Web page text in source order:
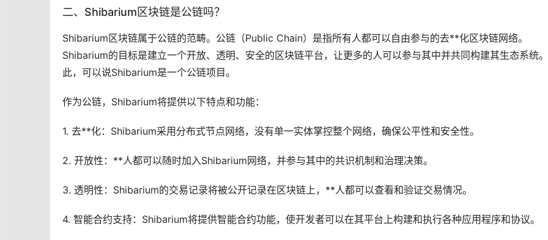
二、Shibarium区块链是公链吗？
Shibarium区块链属于公链的范畴。公链（Public Chain）是指所有人都可以自由参与的去**化区块链网络。
Shibarium的目标是建立一个开放、透明、安全的区块链平台，让更多的人可以参与其中并共同构建其生态系统
此，可以说Shibarium是一个公链项目。
作为公链，Shibarium将提供以下特点和功能：
1. 去**化：Shibarium采用分布式节点网络，没有单一实体掌控整个网络，确保公平性和安全性。
2. 开放性：**人都可以随时加入Shibarium网络，并参与其中的共识机制和治理决策。
3. 透明性：Shibarium的交易记录将被公开记录在区块链上，**人都可以查看和验证交易情况。
4. 智能合约支持：Shibarium将提供智能合约功能，使开发者可以在其平台上构建和执行各种应用程序和协议。